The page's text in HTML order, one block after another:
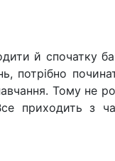
й спочатку
потрібно
Тому не
приходить з